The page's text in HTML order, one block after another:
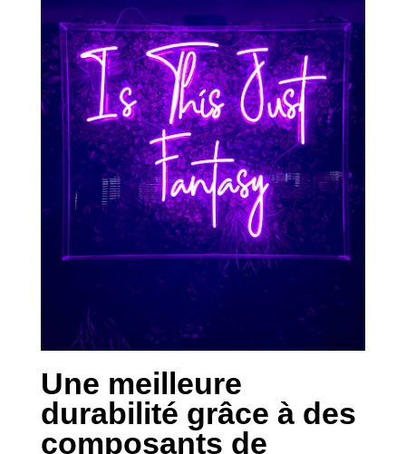
Une meilleure
durabilité grâce à des
composants de